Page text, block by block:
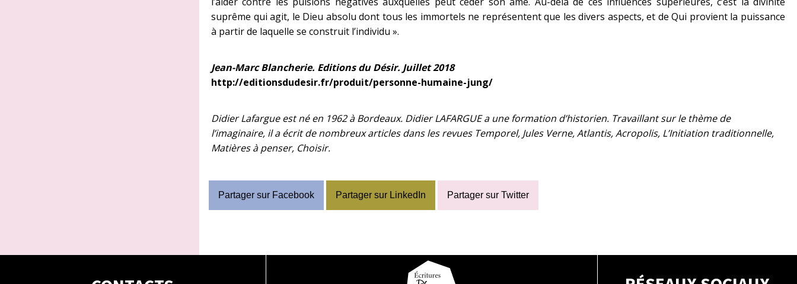
suprême qui agit, le Dieu absolu dont tous les immortels ne représentent que les divers aspects, et de Qui provient la puissance
à partir de laquelle se construit l’individu ».
Jean-Marc Blancherie. Editions du Désir. Juillet 2018
http://editionsdudesir.fr/produit/personne-humaine-jung/
Didier Lafargue est né en 1962 à Bordeaux. Didier LAFARGUE a une formation d’historien. Travaillant sur le thème de
l’imaginaire, il a écrit de nombreux articles dans les revues Temporel, Jules Verne, Atlantis, Acropolis, L’Initiation traditionnelle,
Matières à penser, Choisir.
Partager sur Facebook Partager sur LinkedIn Partager sur Twitter